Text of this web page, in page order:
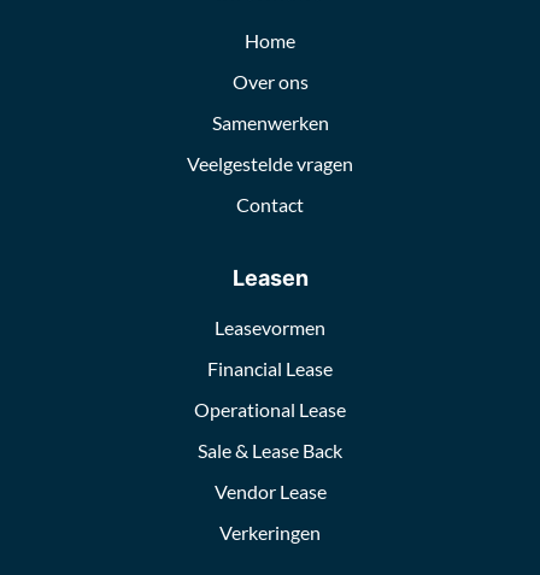
Home
Over ons
Samenwerken
Veelgestelde vragen
Contact
Leasen
Leasevormen
Financial Lease
Operational Lease
Sale & Lease Back
Vendor Lease
Verkeringen